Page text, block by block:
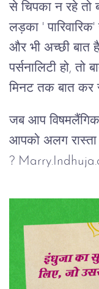
से चिपका न रहे तो
लड़का '
और भी अच्छी बात
पर्सनालिटी हो,
मिनट तक बात
जब आप
आपको अलग रास्ता
?